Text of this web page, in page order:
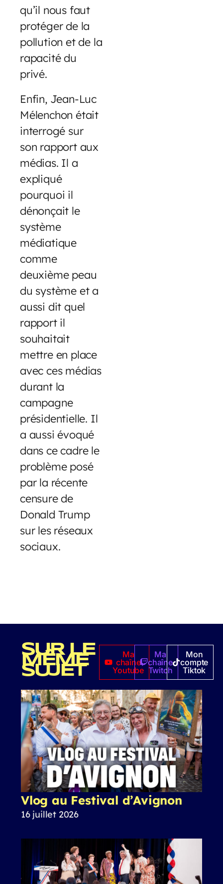
qu’il nous faut
protéger de la
pollution et de la
rapacité du
privé.
Enfin, Jean-Luc
Mélenchon était
interrogé sur
son rapport aux
médias. Il a
expliqué
pourquoi il
dénonçait le
système
médiatique
comme
deuxième peau
du système et a
aussi dit quel
rapport il
souhaitait
mettre en place
avec ces médias
durant la
campagne
présidentielle. Il
a aussi évoqué
dans ce cadre le
problème posé
par la récente
censure de
Donald Trump
sur les réseaux
sociaux.
SUR LE
MÊME
SUJET
Ma
chaîne
Youtube
Ma
chaîne
Twitch
Mon
compte
Tiktok
Vlog au Festival d’Avignon
16 juillet 2026